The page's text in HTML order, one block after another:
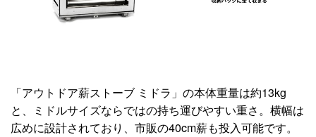
「アウトドア薪ストーブ ミドラ」の本体重量は約13kg
と、ミドルサイズならではの持ち運びやすい重さ。横幅は
広めに設計されており、市販の40cm薪も投入可能です。